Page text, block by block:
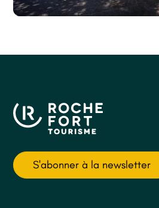
S'abonner à la newsletter